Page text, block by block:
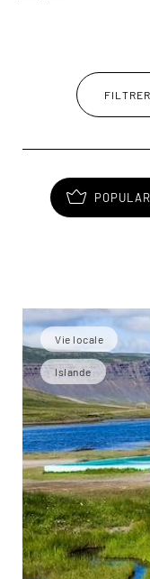
observer les
connaître la vie de
les années 1960,
Viktor Arnar
découvrir l’un
ou Stykkishólmur.
FILTRER
Vie locale
Islande